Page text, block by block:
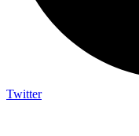
Twitter